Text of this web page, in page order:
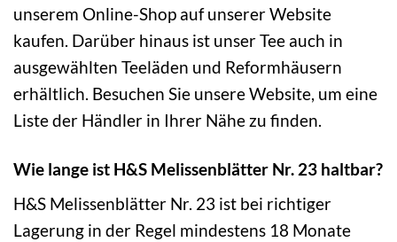
unserem Online-Shop auf unserer Website
kaufen. Darüber hinaus ist unser Tee auch in
ausgewählten Teeläden und Reformhäusern
erhältlich. Besuchen Sie unsere Website, um eine
Liste der Händler in Ihrer Nähe zu finden.
Wie lange ist H&S Melissenblätter Nr. 23 haltbar?
H&S Melissenblätter Nr. 23 ist bei richtiger
Lagerung in der Regel mindestens 18 Monate